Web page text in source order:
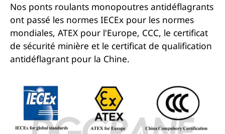
Nos ponts roulants monopoutres antidéflagrants
ont passé les normes IECEx pour les normes
mondiales, ATEX pour l'Europe, CCC, le certificat
de sécurité minière et le certificat de qualification
antidéflagrant pour la Chine.